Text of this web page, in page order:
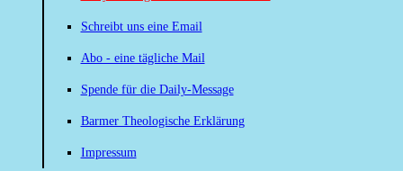
Schreibt uns eine Email
Abo - eine tägliche Mail
Spende für die Daily-Message
Barmer Theologische Erklärung
Impressum